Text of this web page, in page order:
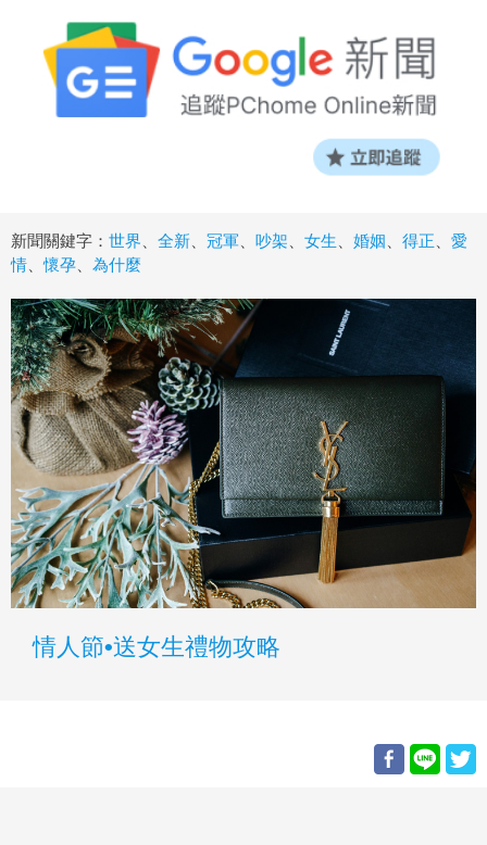
新聞關鍵字： 世界 全新 冠軍 吵架 女生 婚姻 得正
愛
情 、懷孕 為什麼
情人節•送女生禮物攻略